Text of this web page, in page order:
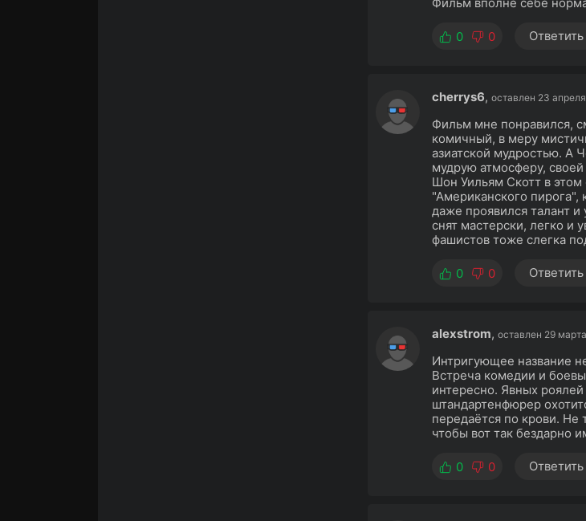
0 0 Ответить
cherrys6, оставлен 23
Фильм мне понравился,
комичный, в меру
азиатской мудростью. А
мудрую атмосферу,
Шон Уильям Скотт в
"Американского пирога",
даже проявился талант
снят мастерски, легко и
фашистов тоже слегка
0 0 Ответить
alexstrom, оставлен 29
Интригующее название
Встреча комедии и
интересно. Явных
штандартенфюрер
передаётся по крови. Не
чтобы вот так бездарно
0 0 Ответить